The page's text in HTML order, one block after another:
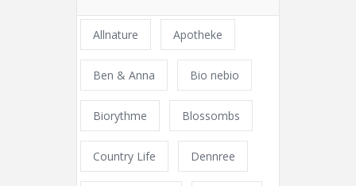
Allnature Apotheke
Ben & Anna Bio nebio
Biorythme Blossombs
Country Life Dennree